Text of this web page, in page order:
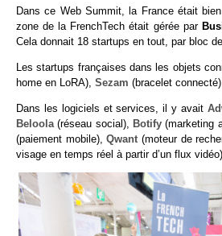
Dans ce Web Summit, la France était
zone de la FrenchTech était gérée par
Cela donnait 18 startups en tout, par bloc
Les startups françaises dans les objets
home en LoRA), Sezam (bracelet
Dans les logiciels et services, il y avait
Beloola (réseau social), Botify (marketing
(paiement mobile),Qwant (moteur de
visage en temps réel à partir d’un flux